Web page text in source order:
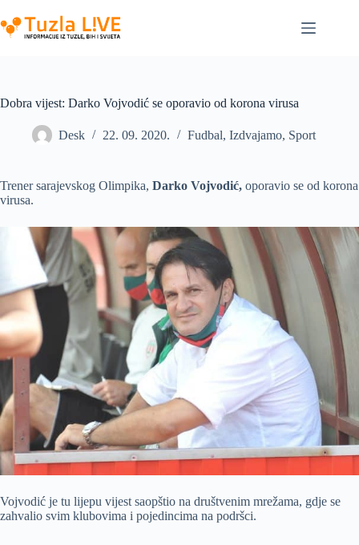
to
content
Dobra vijest: Darko Vojvodić se oporavio od korona virusa
Desk 22. 09. 2020. Fudbal, Izdvajamo, Sport
Trener sarajevskog Olimpika, Darko Vojvodić, oporavio se od korona
virusa.
Vojvodić je tu lijepu vijest saopštio na društvenim mrežama, gdje se
zahvalio svim klubovima i pojedincima na podršci.